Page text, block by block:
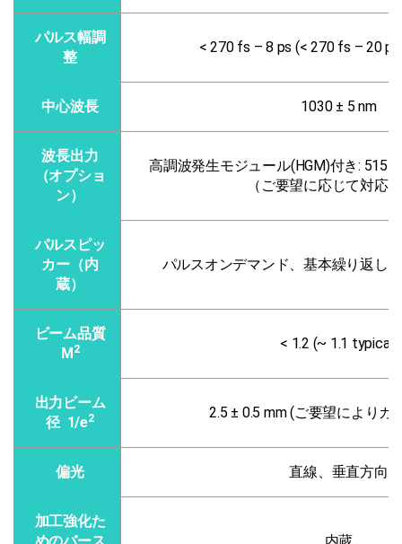
パルス幅調
整
< 270 fs – 8 ps (< 270 fs – 20
中心波長 1030 ± 5 nm
波長出力
（オプショ
ン）
高調波発生モジュール(HGM)付き: 515
（ご要望に応じて対応
パルスピッ
カー（内
蔵）
パルスオンデマンド、基本繰り返し
ビーム品質
M 2 < 1.2 (~ 1.1 typical)
出力ビーム
径 1/e2 2.5 ± 0.5 mm (ご要望によりカ
偏光 直線、垂直方向
加工強化た